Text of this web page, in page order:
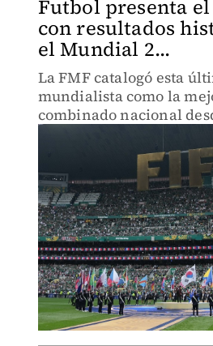
Futbol presenta
con resultados
el Mundial 2...
La FMF catalogó esta
mundialista como la
combinado nacional